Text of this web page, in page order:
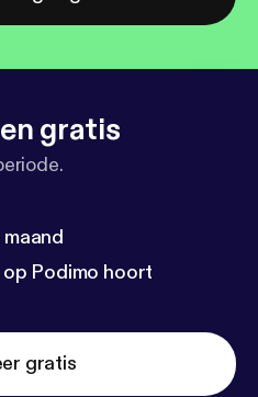
gratis
Podimo hoort
gratis